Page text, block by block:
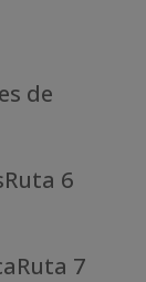
de
6
7